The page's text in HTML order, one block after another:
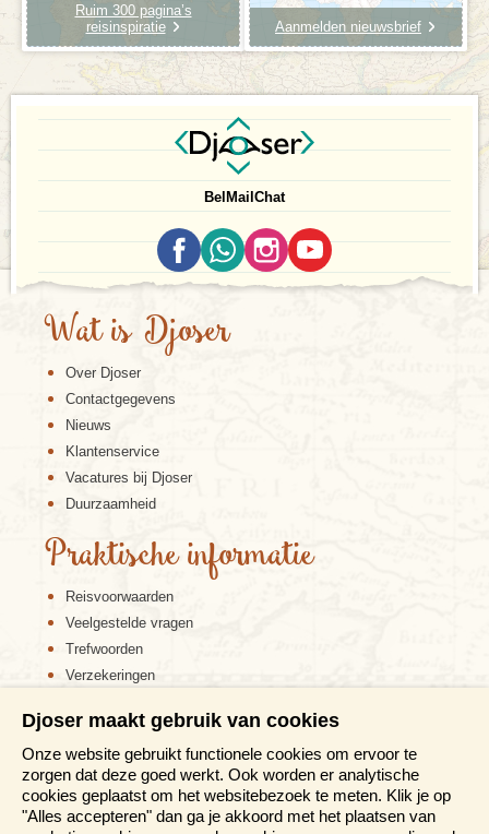
Ruim 300 pagina’s
reisinspiratie
Aanmelden nieuwsbrief
Bel Mail Chat
Wat is Djoser
Over Djoser
Contactgegevens
Nieuws
Klantenservice
Vacatures bij Djoser
Duurzaamheid
Praktische informatie
Reisvoorwaarden
Veelgestelde vragen
Trefwoorden
Verzekeringen
Disclaimer
Cookiebeleid
Privacy verklaring
Reis en boek met Djoser zekerheid
Djoser maakt gebruik van cookies
Onze website gebruikt functionele cookies om ervoor te
zorgen dat deze goed werkt. Ook worden er analytische
cookies geplaatst om het websitebezoek te meten. Klik je op
"Alles accepteren" dan ga je akkoord met het plaatsen van